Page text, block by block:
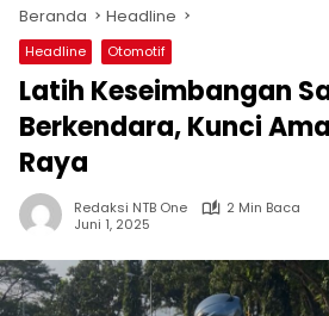
Berita
Lombok
Beranda Headline
Headline Otomotif
Latih Keseimbangan
Berkendara, Kunci
Raya
Redaksi NTB One
2 Min Baca
Juni 1, 2025